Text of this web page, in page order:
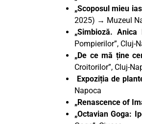
„Scoposul mieu
2025) → Muzeul
„Simbioză. Anica
Pompierilor”, Cluj-
„De ce mă ține
Croitorilor”, Cluj-
Expoziția de
Napoca
„Renascence of
„Octavian Goga: